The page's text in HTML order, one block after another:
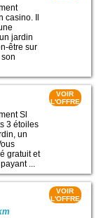
Il
jardin
être sur
Sl
3 étoiles
un
gratuit et
...
VOIR
L'OFFRE
VOIR
L'OFFRE